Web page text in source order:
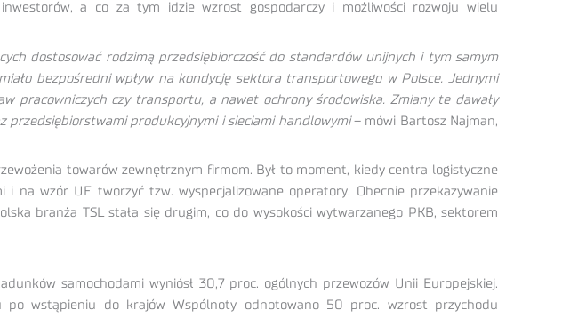
inwestorów, a co za tym idzie wzrost gospodarczy i możliwości rozwoju wielu
dostosować rodzimą przedsiębiorczość do standardów unijnych i tym samym
bezpośredni wpływ na kondycję sektora transportowego w Polsce. Jednymi
pracowniczych czy transportu, a nawet ochrony środowiska. Zmiany te dawały
przedsiębiorstwami produkcyjnymi i sieciami handlowymi– mówi Bartosz Najman,
towarów zewnętrznym firmom. Był to moment, kiedy centra logistyczne
i na wzór UE tworzyć tzw. wyspecjalizowane operatory. Obecnie przekazywanie
branża TSL stała się drugim, co do wysokości wytwarzanego PKB, sektorem
samochodami wyniósł 30,7 proc. ogólnych przewozów Unii Europejskiej.
wstąpieniu do krajów Wspólnoty odnotowano 50 proc. wzrost przychodu